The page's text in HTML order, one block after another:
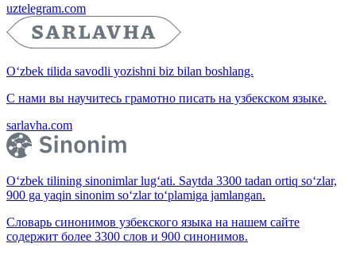
uztelegram.com
O‘zbek tilida savodli yozishni biz bilan boshlang.
С нами вы научитесь грамотно писать на узбекском языке.
sarlavha.com
O‘zbek tilining sinonimlar lug‘ati. Saytda 3300 tadan ortiq so‘zlar,
900 ga yaqin sinonim so‘zlar to‘plamiga jamlangan.
Словарь синонимов узбекского языка на нашем сайте
содержит более 3300 слов и 900 синонимов.